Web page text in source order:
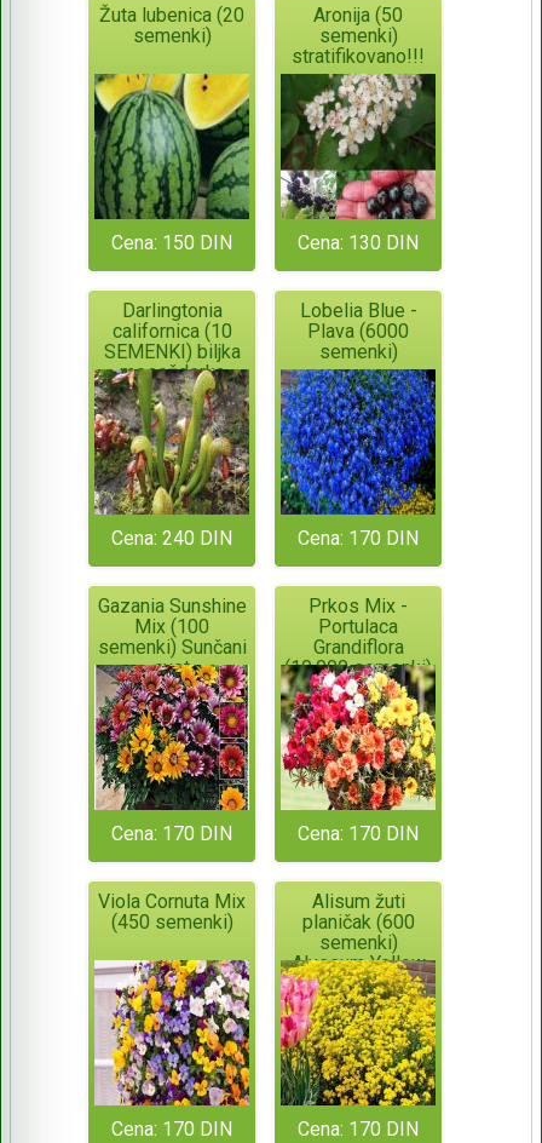
Žuta lubenica (20
semenki)
Cena: 150 DIN
Aronija (50
semenki)
stratifikovano!!!
Cena: 130 DIN
Darlingtonia
californica (10
SEMENKI) biljka
mesožderka
Cena: 240 DIN
Lobelia Blue -
Plava (6000
semenki)
Cena: 170 DIN
Gazania Sunshine
Mix (100
semenki) Sunčani
cvet
Cena: 170 DIN
Prkos Mix -
Portulaca
Grandiflora
(10.000 semenki)
Cena: 170 DIN
Viola Cornuta Mix
(450 semenki)
Cena: 170 DIN
Alisum žuti
planičak (600
semenki)
Alyssum Yellow
Dust Saxatile
Cena: 170 DIN